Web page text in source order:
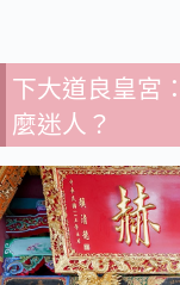
下大道良皇宮
麼迷人？